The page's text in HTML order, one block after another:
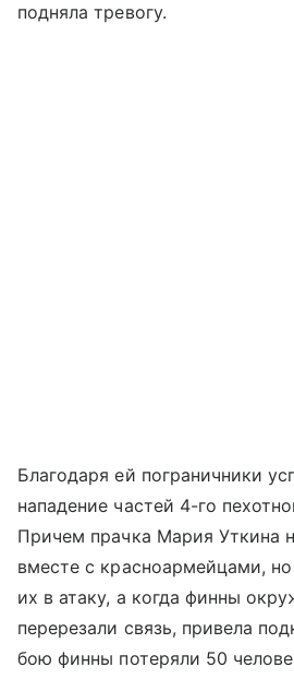
подняла тревогу.
Благодаря ей пограничники
нападение частей 4-го
Причем прачка Мария Уткина
вместе с красноармейцами,
их в атаку, а когда финны
перерезали связь, привела
бою финны потеряли 50